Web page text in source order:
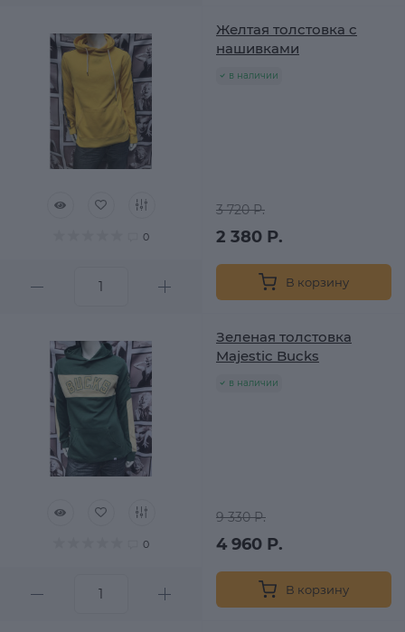
0
Желтая толстовка с
нашивками
в наличии
3 720 Р.
2 380 Р.
В корзину
0
Зеленая толстовка
Majestic Bucks
в наличии
9 330 Р.
4 960 Р.
В корзину